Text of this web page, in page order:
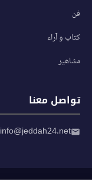
فن
كتاب و آراء
مشاهير
تواصل معنا
info@jeddah24.net